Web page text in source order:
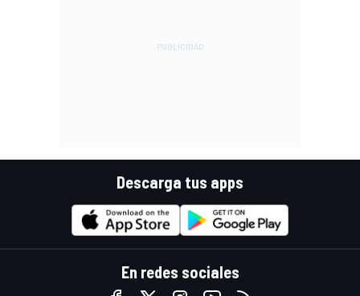
Descarga tus apps
En redes sociales